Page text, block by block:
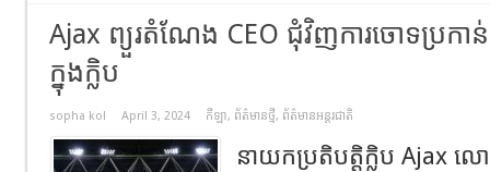
Ajax ព្យួរតំណែង CEO ជុំវិញការចោទប្រកា
ក្នុងក្លិប
sopha kol April 3, 2024 កីឡា, ព័ត៌មានថ្មី, ព័ត៌មានអន្តរជាតិ
នាយកប្រតិបត្តិក្លិប Ajax ល